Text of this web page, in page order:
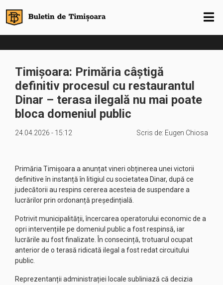
Timișoara: Primăria câștigă
definitiv procesul cu restaurantul
Dinar – terasa ilegală nu mai poate
bloca domeniul public
24.04.2026 - 15:12 Scris de: Eugen Chiosa
Primăria Timișoara a anunțat vineri obținerea unei victorii
definitive în instanță în litigiul cu societatea Dinar, după ce
judecătorii au respins cererea acesteia de suspendare a
lucrărilor prin ordonanță președințială.
Potrivit municipalității, încercarea operatorului economic de a
opri intervențiile pe domeniul public a fost respinsă, iar
lucrările au fost finalizate. În consecință, trotuarul ocupat
anterior de o terasă ridicată ilegal a fost redat circuitului
public.
Reprezentanții administrației locale subliniază că decizia